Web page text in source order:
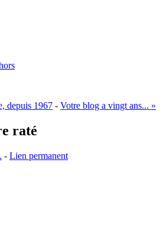
depuis 1967 - Votre blog a vingt ans... »
raté
- Lien permanent